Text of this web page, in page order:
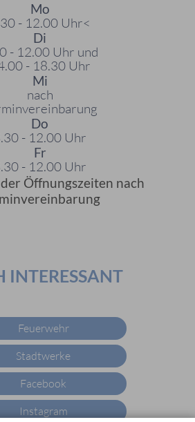
Mo
- 12.00 Uhr<
Di
- 12.00 Uhr und
- 18.30 Uhr
Mi
nach
Do
- 12.00 Uhr
Fr
- 12.00 Uhr
Öffnungszeiten nach
INTERESSANT
Feuerwehr
Stadtwerke
Facebook
Instagram